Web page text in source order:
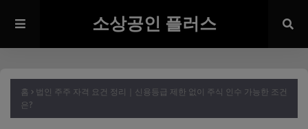
소상공인 플러스
홈
법인 주주 자격 요건 정리｜신용등급 제한 없이 주식 인수 가능한 조건
은?